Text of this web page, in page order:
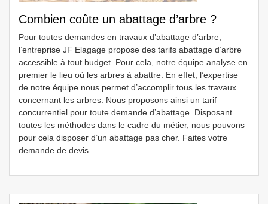
Combien coûte un abattage d’arbre ?
Pour toutes demandes en travaux d’abattage d’arbre,
l’entreprise JF Elagage propose des tarifs abattage d’arbre
accessible à tout budget. Pour cela, notre équipe analyse en
premier le lieu où les arbres à abattre. En effet, l’expertise
de notre équipe nous permet d’accomplir tous les travaux
concernant les arbres. Nous proposons ainsi un tarif
concurrentiel pour toute demande d’abattage. Disposant
toutes les méthodes dans le cadre du métier, nous pouvons
pour cela disposer d’un abattage pas cher. Faites votre
demande de devis.